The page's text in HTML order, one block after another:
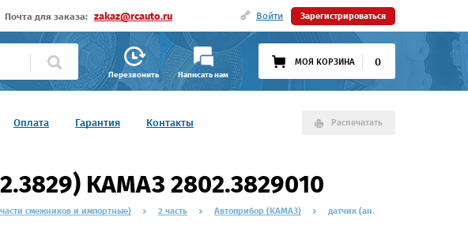
Почта для заказа: zakaz@rcauto.ru Войти Зарегистрироваться
Перезвонить Написать нам
МОЯ КОРЗИНА 0
Оплата Гарантия Контакты Распечатать
КАМАЗ 2802.3829010
смежников и импортные) 2 часть Автоприбор (КАМАЗ)
датчик (ан.